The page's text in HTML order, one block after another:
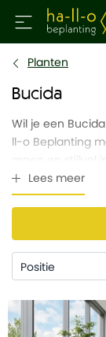
Planten
Bucida
Wil je een
ll-o Beplanting
niet alleen een
complete
We bieden de
watersysteem,
kun je ervoor
aan ons
van een fris en
De Bucida heeft
Lees meer